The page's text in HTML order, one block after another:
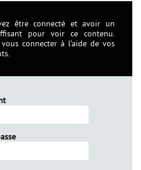
être connecté et avoir un
pour voir ce contenu.
connecter à l’aide de vos